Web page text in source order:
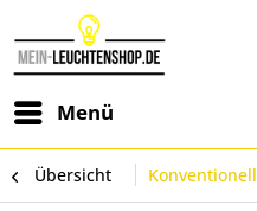
Menü
Übersicht Konventionell